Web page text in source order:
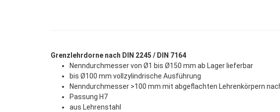
Grenzlehrdorne nach DIN 2245 / DIN 7164
Nenndurchmesser von Ø1 bis Ø150 mm ab Lager lieferbar
bis Ø100 mm vollzylindrische Ausführung
Nenndurchmesser >100 mm mit abgeflachten Lehrenkörpern
Passung H7
aus Lehrenstahl